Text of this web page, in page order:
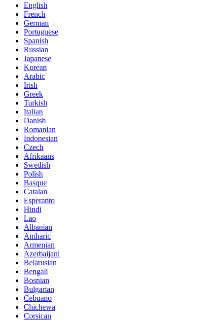
English
French
German
Portuguese
Spanish
Russian
Japanese
Korean
Arabic
Irish
Greek
Turkish
Italian
Danish
Romanian
Indonesian
Czech
Afrikaans
Swedish
Polish
Basque
Catalan
Esperanto
Hindi
Lao
Albanian
Amharic
Armenian
Azerbaijani
Belarusian
Bengali
Bosnian
Bulgarian
Cebuano
Chichewa
Corsican